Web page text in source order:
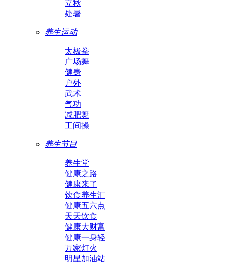
立秋
处暑
养生运动
太极拳
广场舞
健身
户外
武术
气功
减肥舞
工间操
养生节目
养生堂
健康之路
健康来了
饮食养生汇
健康五六点
天天饮食
健康大财富
健康一身轻
万家灯火
明星加油站